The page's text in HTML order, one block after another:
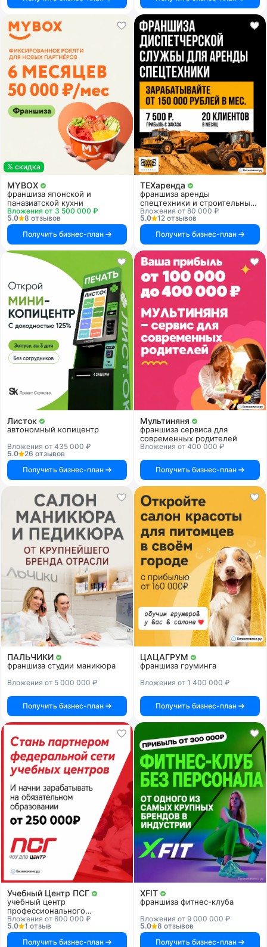
% скидка
MYBOX
франшиза японской и
паназиатской кухни
Вложения от 3 500 000 ₽
5.0
8 отзывов
Получить бизнес-план
ТЕХаренда
франшиза аренды
спецтехники и строительных
услуг
Вложения от 80 000 ₽
5.0
12 отзывов
Получить бизнес-план
Листок
автономный копицентр
Вложения от 435 000 ₽
5.0
26 отзывов
Получить бизнес-план
Мультиняня
франшиза сервиса для
современных родителей
Вложения от 400 000 ₽
Получить бизнес-план
ПАЛЬЧИКИ
франшиза студии маникюра
Вложения от 5 000 000 ₽
Получить бизнес-план
ЦАЦАГРУМ
франшиза груминга
Вложения от 1 400 000 ₽
Получить бизнес-план
Учебный Центр ПСГ
учебный центр
профессионального
образования
Вложения от 800 000 ₽
5.0
1 отзыв
Получить бизнес-план
XFIT
франшиза фитнес-клуба
Вложения от 9 000 000 ₽
5.0
8 отзывов
Получить бизнес-план